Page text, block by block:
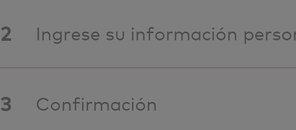
2 Ingrese su información
3 Confirmación